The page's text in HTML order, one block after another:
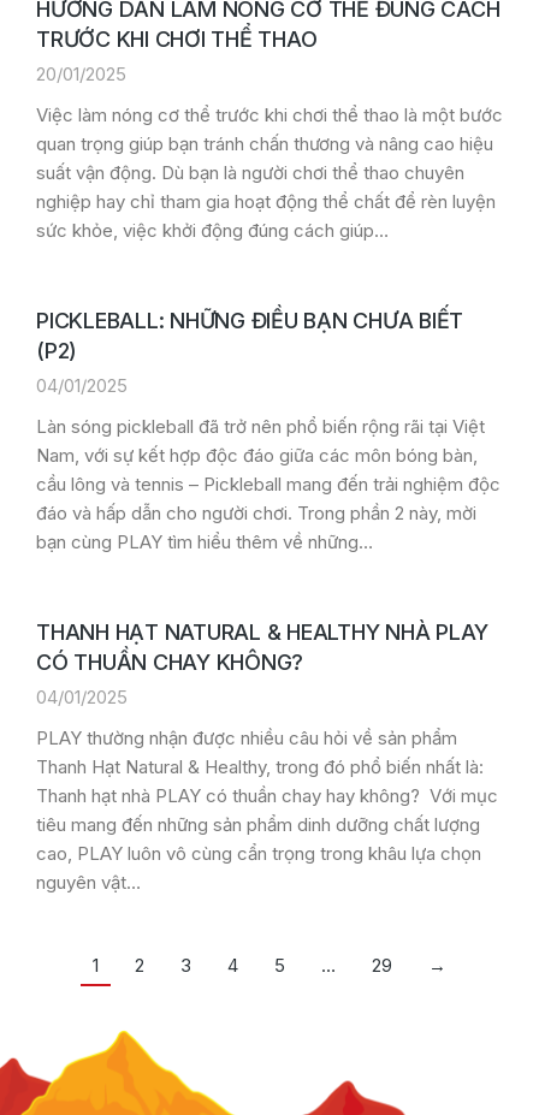
HƯỚNG DẪN LÀM NÓNG CƠ THỂ ĐÚNG CÁCH
TRƯỚC KHI CHƠI THỂ THAO
20/01/2025
Việc làm nóng cơ thể trước khi chơi thể thao là một bước
quan trọng giúp bạn tránh chấn thương và nâng cao hiệu
suất vận động. Dù bạn là người chơi thể thao chuyên
nghiệp hay chỉ tham gia hoạt động thể chất để rèn luyện
sức khỏe, việc khởi động đúng cách giúp…
PICKLEBALL: NHỮNG ĐIỀU BẠN CHƯA BIẾT
(P2)
04/01/2025
Làn sóng pickleball đã trở nên phổ biến rộng rãi tại Việt
Nam, với sự kết hợp độc đáo giữa các môn bóng bàn,
cầu lông và tennis – Pickleball mang đến trải nghiệm độc
đáo và hấp dẫn cho người chơi. Trong phần 2 này, mời
bạn cùng PLAY tìm hiểu thêm về những…
THANH HẠT NATURAL & HEALTHY NHÀ PLAY
CÓ THUẦN CHAY KHÔNG?
04/01/2025
PLAY thường nhận được nhiều câu hỏi về sản phẩm
Thanh Hạt Natural & Healthy, trong đó phổ biến nhất là:
Thanh hạt nhà PLAY có thuần chay hay không? Với mục
tiêu mang đến những sản phẩm dinh dưỡng chất lượng
cao, PLAY luôn vô cùng cẩn trọng trong khâu lựa chọn
nguyên vật…
1 2 3 4 5 … 29 →